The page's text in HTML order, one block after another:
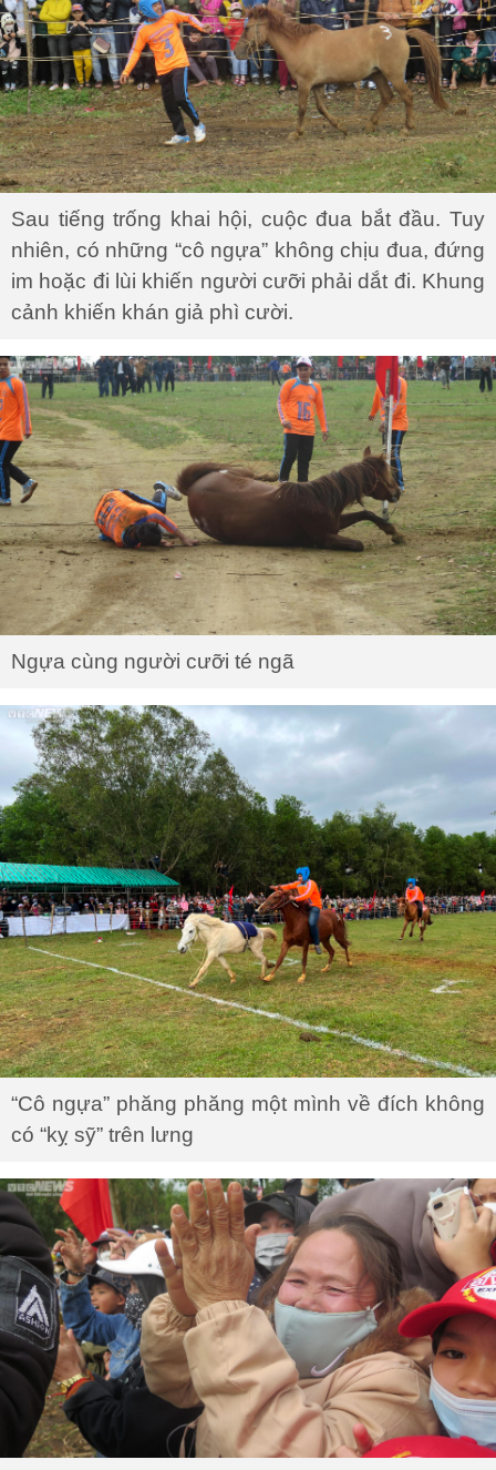
Sau tiếng trống khai hội, cuộc đua bắt đầu. Tuy
nhiên, có những “cô ngựa” không chịu đua, đứng
im hoặc đi lùi khiến người cưỡi phải dắt đi. Khung
cảnh khiến khán giả phì cười.
Ngựa cùng người cưỡi té ngã
“Cô ngựa” phăng phăng một mình về đích không
có “kỵ sỹ” trên lưng